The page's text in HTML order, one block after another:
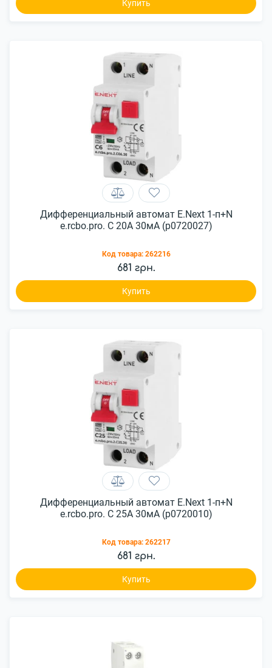
Купить
Дифференциальный автомат E.Next 1-п+N
e.rcbo.pro. C 20А 30мА (p0720027)
Код товара: 262216
681 грн.
Купить
Дифференциальный автомат E.Next 1-п+N
e.rcbo.pro. C 25А 30мА (p0720010)
Код товара: 262217
681 грн.
Купить